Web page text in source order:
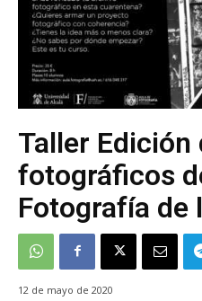
Taller
fotográficos
Fotografía de
12 de mayo de 2020